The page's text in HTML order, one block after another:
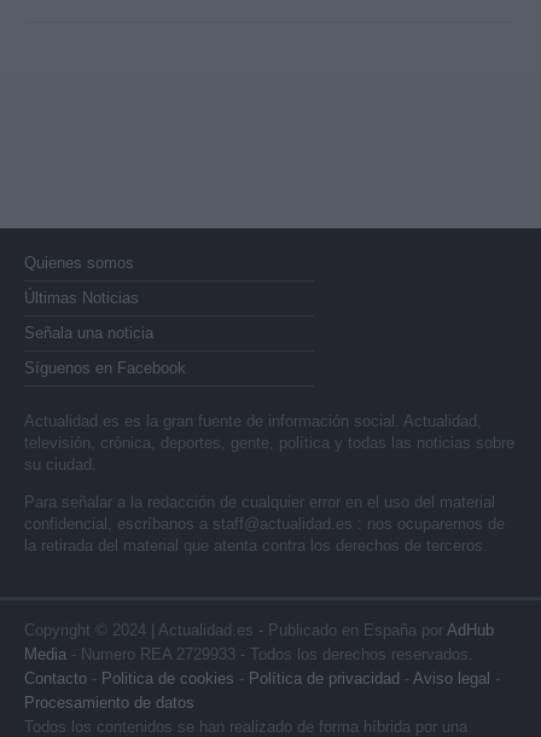
Quienes somos
Últimas Noticias
Señala una noticia
Síguenos en Facebook
Actualidad.es es la gran fuente de información social. Actualidad,
televisión, crónica, deportes, gente, política y todas las noticias sobre
su ciudad.
Para señalar a la redacción de cualquier error en el uso del material
confidencial, escríbanos a staff@actualidad.es : nos ocuparemos de
la retirada del material que atenta contra los derechos de terceros.
Copyright © 2024 | Actualidad.es - Publicado en España por AdHub
Media - Numero REA 2729933 - Todos los derechos reservados.
Contacto - Politica de cookies - Política de privacidad - Aviso legal -
Procesamiento de datos
Todos los contenidos se han realizado de forma híbrida por una